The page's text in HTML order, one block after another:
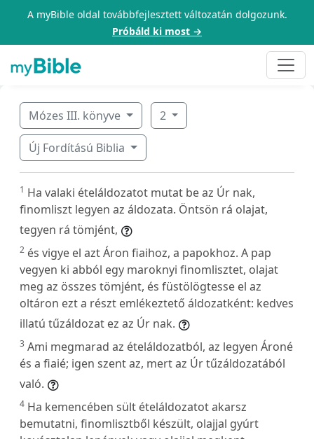
A myBible oldal továbbfejlesztett változatán dolgozunk.
Próbáld ki most →
Mózes III. könyve 2
Új Fordítású Biblia
1 Ha valaki ételáldozatot mutat be az Úr nak,
finomliszt legyen az áldozata. Öntsön rá olajat,
tegyen rá tömjént,
2 és vigye el azt Áron fiaihoz, a papokhoz. A pap
vegyen ki abból egy maroknyi finomlisztet, olajat
meg az összes tömjént, és füstölögtesse el az
oltáron ezt a részt emlékeztető áldozatként: kedves
illatú tűzáldozat ez az Úr nak.
3 Ami megmarad az ételáldozatból, az legyen Ároné
és a fiaié; igen szent az, mert az Úr tűzáldozatából
való.
4 Ha kemencében sült ételáldozatot akarsz
bemutatni, finomlisztből készült, olajjal gyúrt